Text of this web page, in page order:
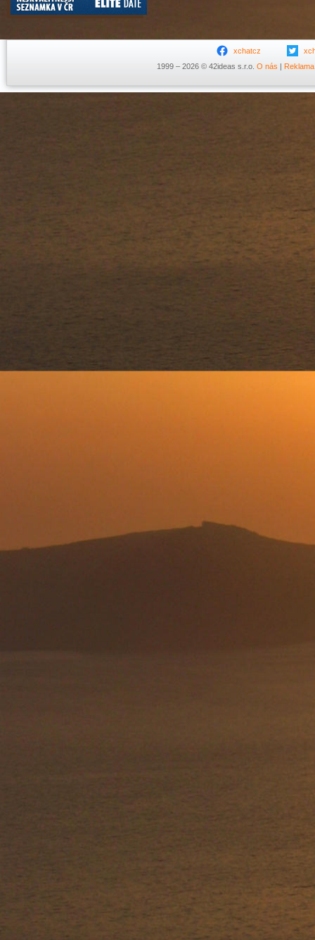
xchatcz
1999 – 2026 © 42ideas s.r.o. O nás | Reklama